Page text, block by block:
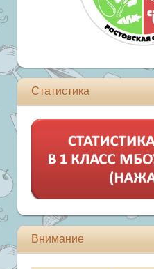
Статистика
Внимание